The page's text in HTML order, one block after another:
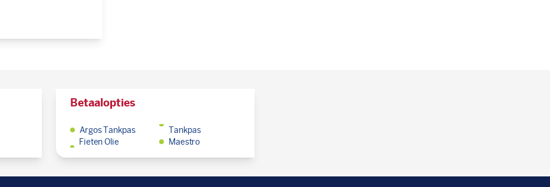
Betaalopties
Argos Tankpas
Fieten Olie
Tankpas
Maestro